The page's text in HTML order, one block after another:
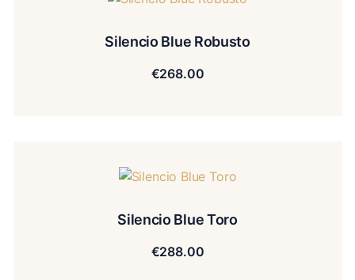
Silencio Blue Robusto
€268.00
Silencio Blue Toro
€288.00